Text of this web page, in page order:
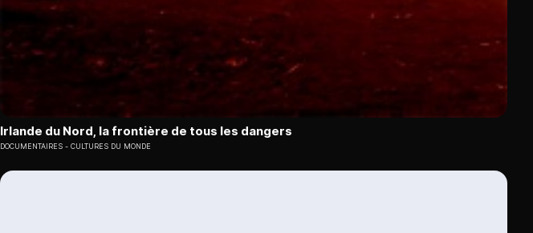
Irlande du Nord, la frontière de tous les dangers
DOCUMENTAIRES CULTURES DU MONDE